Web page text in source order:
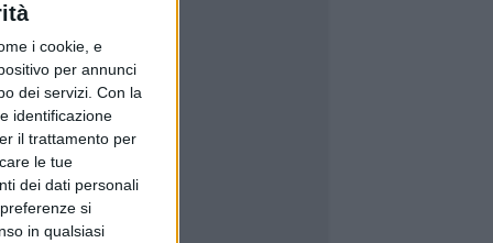
i cookie, e
per annunci
dei servizi. Con la
identificazione
il trattamento per
le tue
dei dati personali
si
in qualsiasi